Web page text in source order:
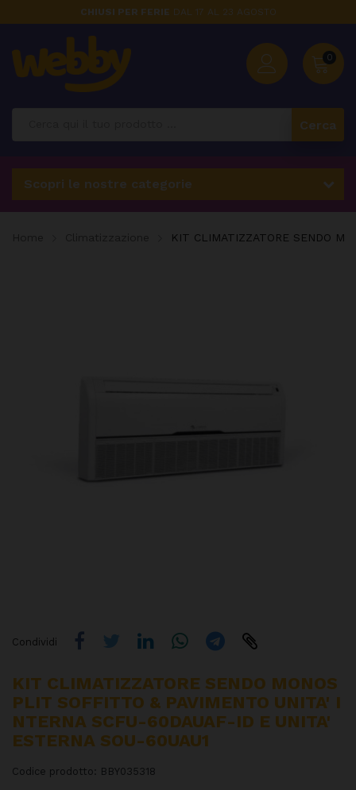
CHIUSI PER FERIE DAL 17 AL 23 AGOSTO
0
Cerca
Scopri le nostre categorie
KIT CLIMATIZZATORE SENDO
Condividi
KIT CLIMATIZZATORE SENDO MONOS
PLIT SOFFITTO & PAVIMENTO UNITA' I
NTERNA SCFU-60DAUAF-ID E UNITA'
ESTERNA SOU-60UAU1
Codice prodotto: BBY035318